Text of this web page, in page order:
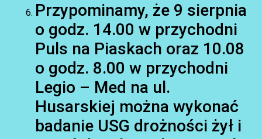
Przypominamy, że 9 sierpnia
o godz. 14.00 w przychodni
Puls na Piaskach oraz 10.08
o godz. 8.00 w przychodni
Legio – Med na ul.
Husarskiej można wykonać
badanie USG drożności żył i
AKTUALNOŚCI